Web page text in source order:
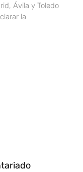
Ávila y Toledo
la